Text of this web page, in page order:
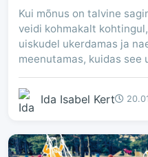
Kui mõnus on talvine
veidi kohmakalt
uiskudel ukerdamas ja
meenutamas, kuidas see
Ida Isabel Kert